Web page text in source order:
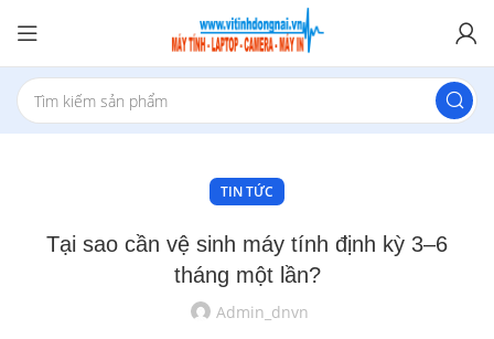
TIN TỨC
Tại sao cần vệ sinh máy tính định kỳ 3–6
tháng một lần?
Admin_dnvn